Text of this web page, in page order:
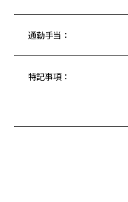
通勤手当：
特記事項：